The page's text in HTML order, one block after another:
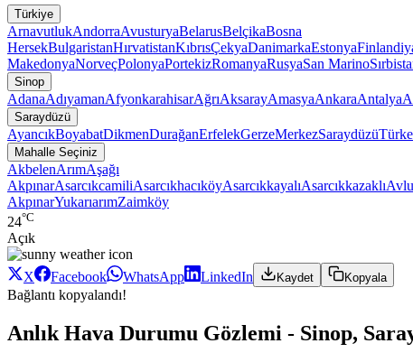
Türkiye
ArnavutlukAndorraAvusturyaBelarusBelçikaBosna
HersekBulgaristanHırvatistanKıbrısÇekyaDanimarkaEstonya
MakedonyaNorveçPolonyaPortekizRomanyaRusyaSan Marino
Sinop
AdanaAdıyamanAfyonkarahisarAğrıAksarayAmasyaAnkaraAntalya
Saraydüzü
AyancıkBoyabatDikmenDurağanErfelekGerzeMerkezSaraydüzü
Mahalle Seçiniz
AkbelenArımAşağı
AkpınarAsarcıkcamiliAsarcıkhacıköyAsarcıkkayalıAsarcıkkazaklı
AkpınarYukarıarımZaimköy
24°C
Açık
X Facebook WhatsApp LinkedIn Kaydet Kopyala
Bağlantı kopyalandı!
Anlık Hava Durumu Gözlemi - Sinop,